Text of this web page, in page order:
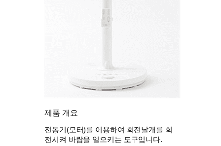
제품 개요
전동기(모터)를 이용하여 회전날개를 회
전시켜 바람을 일으키는 도구입니다.